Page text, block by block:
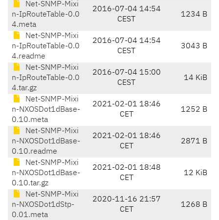
Net-SNMP-Mixi
n-IpRouteTable-0.0
4.meta
2016-07-04 14:54
CEST
1234 B
Net-SNMP-Mixi
n-IpRouteTable-0.0
4.readme
2016-07-04 14:54
CEST
3043 B
Net-SNMP-Mixi
n-IpRouteTable-0.0
4.tar.gz
2016-07-04 15:00
CEST
14 KiB
Net-SNMP-Mixi
n-NXOSDot1dBase-
0.10.meta
2021-02-01 18:46
CET
1252 B
Net-SNMP-Mixi
n-NXOSDot1dBase-
0.10.readme
2021-02-01 18:46
CET
2871 B
Net-SNMP-Mixi
n-NXOSDot1dBase-
0.10.tar.gz
2021-02-01 18:48
CET
12 KiB
Net-SNMP-Mixi
n-NXOSDot1dStp-
0.01.meta
2020-11-16 21:57
CET
1268 B